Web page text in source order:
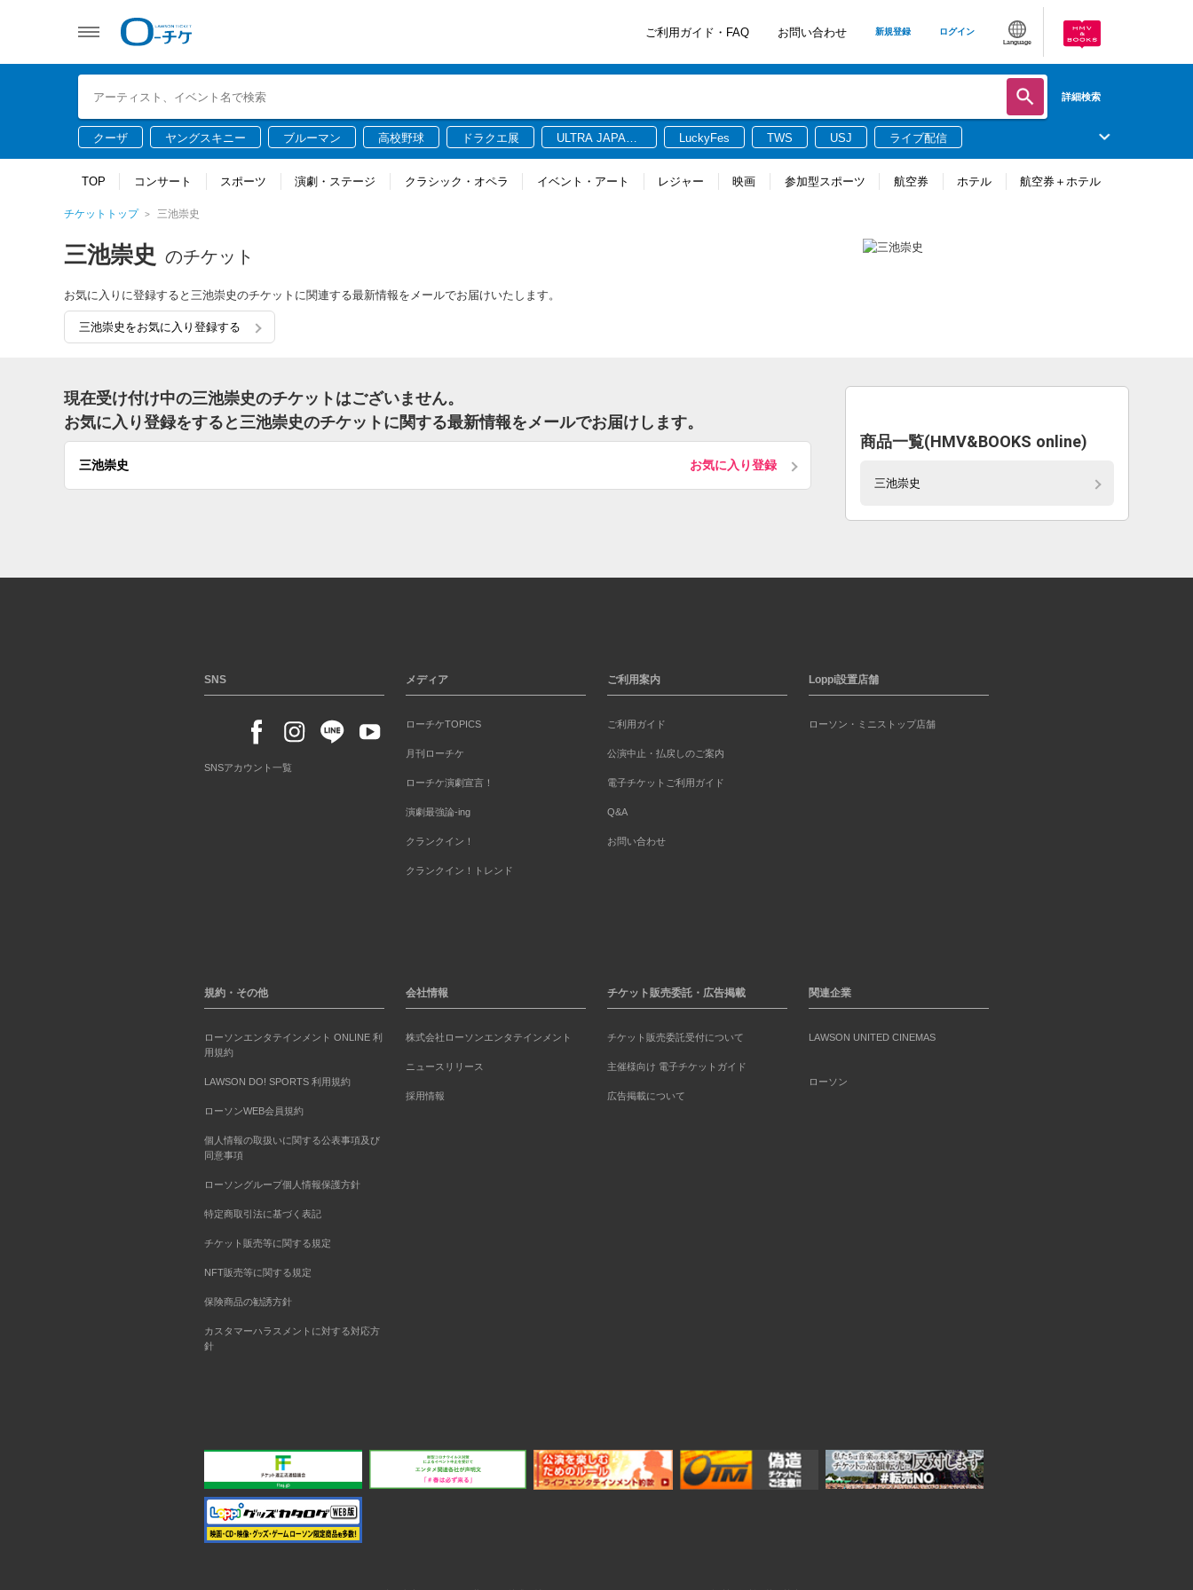
ご利用ガイド・FAQ お問い合わせ 新規登録 ログイン
Language
詳細検索
クーザ ヤングスキニー ブルーマン 高校野球 ドラクエ展
ULTRA JAPAN
LuckyFes TWS USJ ライブ配信
TOP コンサート スポーツ 演劇・ステージ クラシック・オペラ イベント・アート レジャー 映画 参加型スポーツ 航空券 ホテル 航空券＋ホテル
チケットトップ 三池崇史
三池崇史 のチケット
お気に入りに登録すると三池崇史のチケットに関連する最新情報をメールでお届けいたします。
三池崇史をお気に入り登録する
現在受け付け中の三池崇史のチケットはございません。
お気に入り登録をすると三池崇史のチケットに関する最新情報をメールでお届けします。
三池崇史 お気に入り登録
商品一覧(HMV&BOOKS online)
三池崇史
SNS
SNSアカウント一覧
メディア
ローチケTOPICS
月刊ローチケ
ローチケ演劇宣言！
演劇最強論-ing
クランクイン！
クランクイン！トレンド
ご利用案内
ご利用ガイド
公演中止・払戻しのご案内
電子チケットご利用ガイド
Q&A
お問い合わせ
Loppi設置店舗
ローソン・ミニストップ店舗
規約・その他
ローソンエンタテインメント ONLINE 利
用規約
LAWSON DO! SPORTS 利用規約
ローソンWEB会員規約
個人情報の取扱いに関する公表事項及び
同意事項
ローソングループ個人情報保護方針
特定商取引法に基づく表記
チケット販売等に関する規定
NFT販売等に関する規定
保険商品の勧誘方針
カスタマーハラスメントに対する対応方
針
会社情報
株式会社ローソンエンタテインメント
ニュースリリース
採用情報
チケット販売委託・広告掲載
チケット販売委託受付について
主催様向け 電子チケットガイド
広告掲載について
関連企業
LAWSON UNITED CINEMAS
ローソン